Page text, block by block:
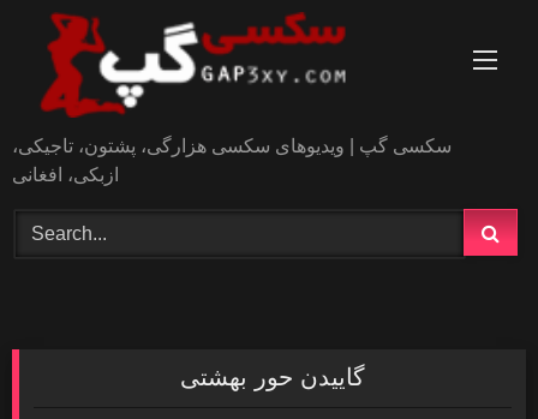
content
سکسی گپ | ویدیوهای سکسی هزارگی، پشتون، تاجیکی،
ازبکی، افغانی
گاییدن حور بهشتی